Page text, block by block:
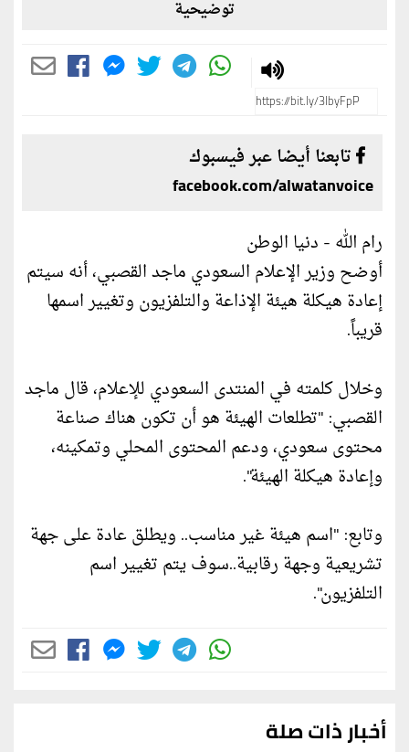
توضيحية
تابعنا أيضا عبر فيسبوك
facebook.com/alwatanvoice
رام الله - دنيا الوطن
أوضح وزير الإعلام السعودي ماجد القصبي، أنه سيتم
إعادة هيكلة هيئة الإذاعة والتلفزيون وتغيير اسمها
قريباً.
وخلال كلمته في المنتدى السعودي للإعلام، قال ماجد
القصبي: "تطلعات الهيئة هو أن تكون هناك صناعة
محتوى سعودي، ودعم المحتوى المحلي وتمكينه،
وإعادة هيكلة الهيئة".
وتابع: "اسم هيئة غير مناسب.. ويطلق عادة على جهة
تشريعية وجهة رقابية..سوف يتم تغيير اسم
التلفزيون".
أخبار ذات صلة